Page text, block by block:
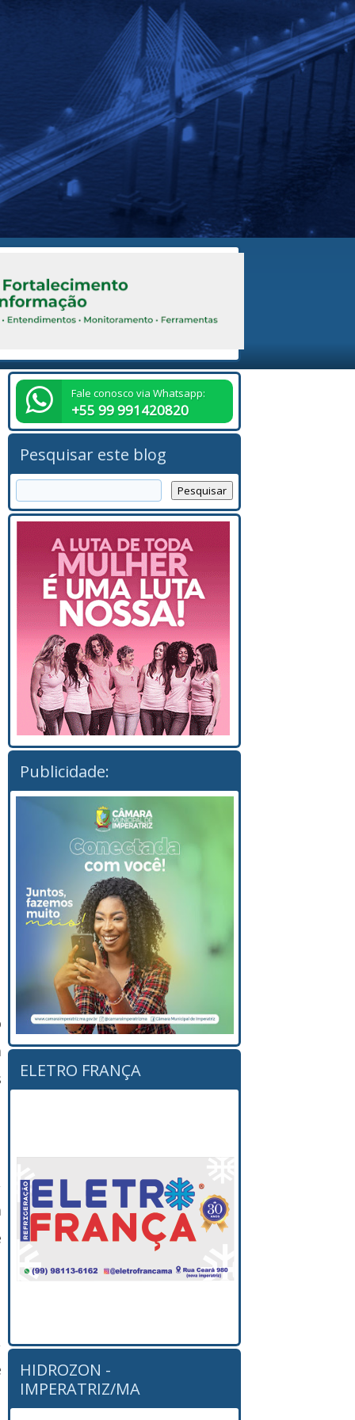
Fale conosco via Whatsapp:
+55 99 991420820
Pesquisar este blog
Publicidade:
ELETRO FRANÇA
HIDROZON -
IMPERATRIZ/MA